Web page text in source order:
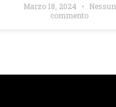
Marzo 18, 2024
Nessun
commento